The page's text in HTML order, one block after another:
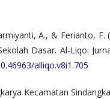
A., & Ferianto, F.
Dasar. Al-Liqo:
alliqo.v8i1.705
Kecamatan